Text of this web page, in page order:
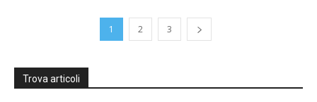
1 2 3
Trova articoli